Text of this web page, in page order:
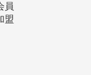
員
盟